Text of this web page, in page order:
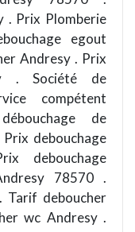
. Prix Plomberie
egout
Andresy . Prix
. Société de
compétent
de
debouchage
debouchage
78570 .
Tarif deboucher
wc Andresy .